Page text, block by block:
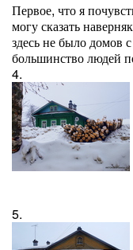
Первое, что я
могу сказать
здесь не было домов
большинство людей
4.
5.